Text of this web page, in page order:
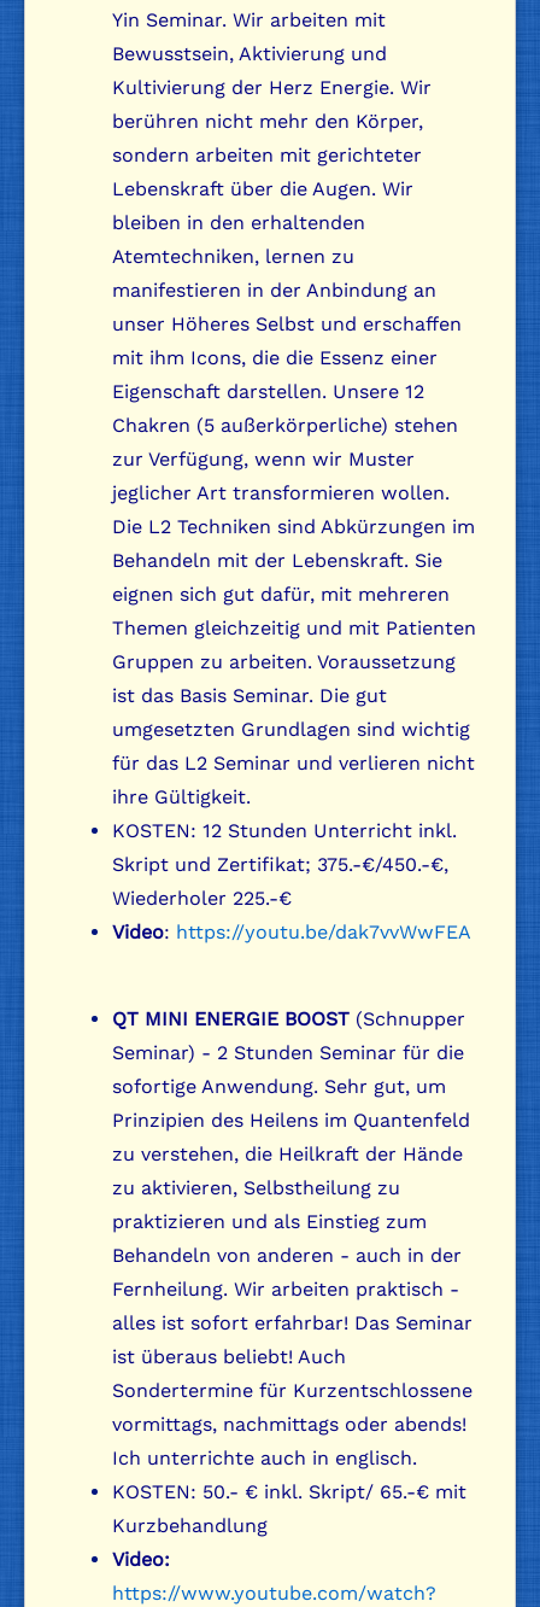
Yin Seminar. Wir arbeiten mit
Bewusstsein, Aktivierung und
Kultivierung der Herz Energie. Wir
berühren nicht mehr den Körper,
sondern arbeiten mit gerichteter
Lebenskraft über die Augen. Wir
bleiben in den erhaltenden
Atemtechniken, lernen zu
manifestieren in der Anbindung an
unser Höheres Selbst und erschaffen
mit ihm Icons, die die Essenz einer
Eigenschaft darstellen. Unsere 12
Chakren (5 außerkörperliche) stehen
zur Verfügung, wenn wir Muster
jeglicher Art transformieren wollen.
Die L2 Techniken sind Abkürzungen im
Behandeln mit der Lebenskraft. Sie
eignen sich gut dafür, mit mehreren
Themen gleichzeitig und mit Patienten
Gruppen zu arbeiten. Voraussetzung
ist das Basis Seminar. Die gut
umgesetzten Grundlagen sind wichtig
für das L2 Seminar und verlieren nicht
ihre Gültigkeit.
KOSTEN: 12 Stunden Unterricht inkl.
Skript und Zertifikat; 375.-€/450.-€,
Wiederholer 225.-€
Video: https://youtu.be/dak7vvWwFEA
QT MINI ENERGIE BOOST (Schnupper
Seminar) - 2 Stunden Seminar für die
sofortige Anwendung. Sehr gut, um
Prinzipien des Heilens im Quantenfeld
zu verstehen, die Heilkraft der Hände
zu aktivieren, Selbstheilung zu
praktizieren und als Einstieg zum
Behandeln von anderen - auch in der
Fernheilung. Wir arbeiten praktisch -
alles ist sofort erfahrbar! Das Seminar
ist überaus beliebt! Auch
Sondertermine für Kurzentschlossene
vormittags, nachmittags oder abends!
Ich unterrichte auch in englisch.
KOSTEN: 50.- € inkl. Skript/ 65.-€ mit
Kurzbehandlung
Video:
https://www.youtube.com/watch?